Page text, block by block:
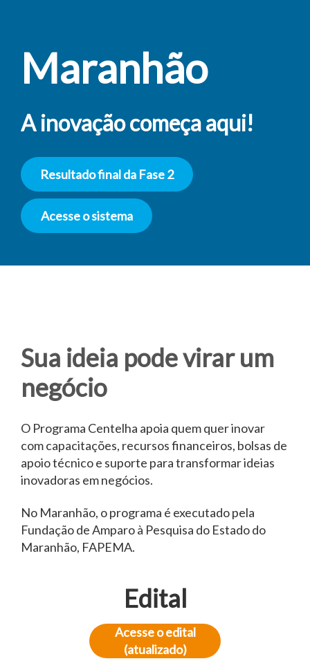
Maranhão
A inovação começa aqui!
Resultado final da Fase 2
Acesse o sistema
Sua ideia pode virar um
negócio
O Programa Centelha apoia quem quer inovar
com capacitações, recursos financeiros, bolsas de
apoio técnico e suporte para transformar ideias
inovadoras em negócios.
No Maranhão, o programa é executado pela
Fundação de Amparo à Pesquisa do Estado do
Maranhão, FAPEMA.
Edital
Acesse o edital
(atualizado)